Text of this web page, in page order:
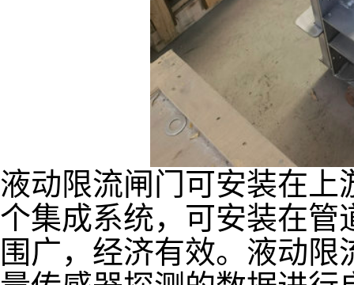
液动限流闸门可安装在
个集成系统，可安装在管
围广，经济有效。液动